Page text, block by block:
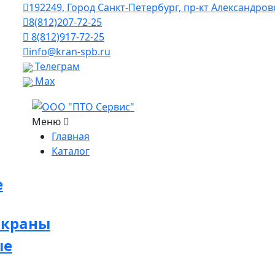
192249, Город Санкт-Петербург, пр-кт
8(812)207-72-25
8(812)917-72-25
info@kran-spb.ru
Телеграм
Max
Меню
Главная
Каталог